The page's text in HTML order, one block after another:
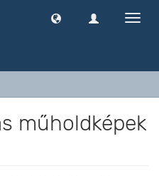
műholdképek